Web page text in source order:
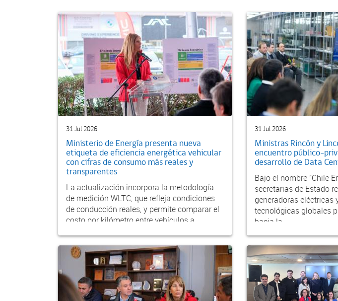
31 Jul 2026
Ministerio de Energía presenta nueva
etiqueta de eficiencia energética vehicular
con cifras de consumo más reales y
transparentes
La actualización incorpora la metodología
de medición WLTC, que refleja condiciones
de conducción reales, y permite comparar el
costo por kilómetro entre vehículos a
31 Jul 2026
Ministras Rincón y
encuentro público-
desarrollo de Data
Bajo el nombre "Chile
secretarias de Estado
generadoras eléctricas
tecnológicas globales
hacia la...